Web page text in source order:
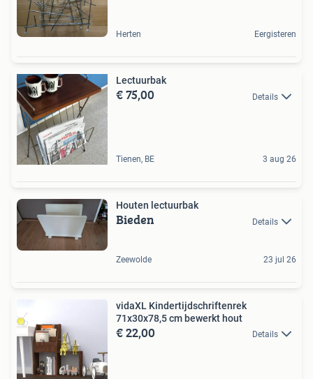
Herten Eergisteren
Lectuurbak
€ 75,00 Details
Tienen, BE 3 aug 26
Houten lectuurbak
Bieden Details
Zeewolde 23 jul 26
vidaXL Kindertijdschriftenrek
71x30x78,5 cm bewerkt hout
€ 22,00 Details